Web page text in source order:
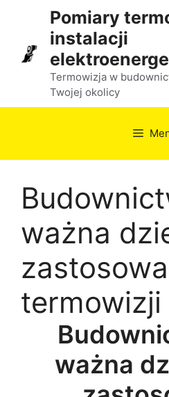
treści
Pomiary
instalacji
Termowizja w
Twojej okolicy
ważna
termowizji
ważna